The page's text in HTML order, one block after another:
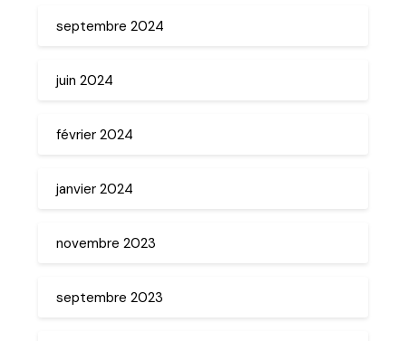
septembre 2024
juin 2024
février 2024
janvier 2024
novembre 2023
septembre 2023